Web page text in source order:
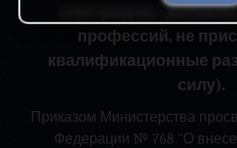
электродом»
профессий, не
квалификационные
силу).
Приказом Министерства
Федерации № 768 "О